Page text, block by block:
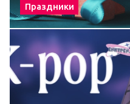
Праздники